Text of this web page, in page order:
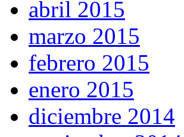
abril 2015
marzo 2015
febrero 2015
enero 2015
diciembre 2014